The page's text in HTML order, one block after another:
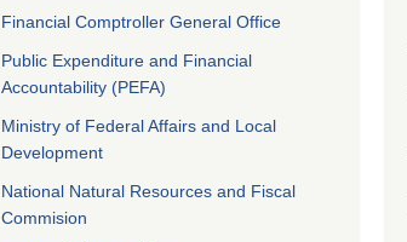
Financial Comptroller General Office
Public Expenditure and Financial
Accountability (PEFA)
Ministry of Federal Affairs and Local
Development
National Natural Resources and Fiscal
Commision